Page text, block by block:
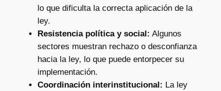
lo que dificulta la correcta aplicación de la
ley.
Resistencia política y social: Algunos
sectores muestran rechazo o desconfianza
hacia la ley, lo que puede entorpecer su
implementación.
Coordinación interinstitucional: La ley